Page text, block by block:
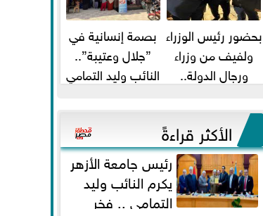
بحضور رئيس الوزراء
ولفيف من وزراء
ورجال الدولة..
ومحمد...
بصمة إنسانية في
”جلال وعتيبة”..
النائب وليد التمامي
شيحة يداويان...
الأكثر قراءةً
رئيس جامعة الأزهر
يكرم النائب وليد
التمامي .. فخر